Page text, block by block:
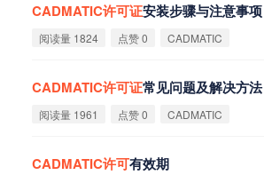
CADMATIC许可证安装步骤与注意事项
阅读量 1824 点赞 0 CADMATIC
CADMATIC许可证常见问题及解决方法
阅读量 1961 点赞 0 CADMATIC
CADMATIC许可有效期